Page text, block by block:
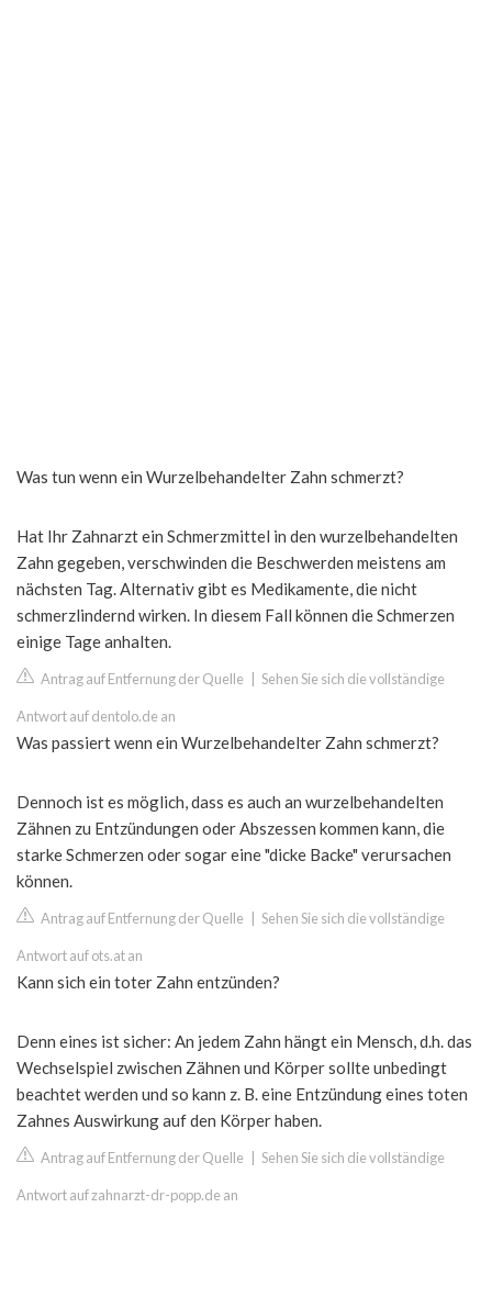
Was tun wenn ein Wurzelbehandelter Zahn schmerzt?
Hat Ihr Zahnarzt ein Schmerzmittel in den wurzelbehandelten
Zahn gegeben, verschwinden die Beschwerden meistens am
nächsten Tag. Alternativ gibt es Medikamente, die nicht
schmerzlindernd wirken. In diesem Fall können die Schmerzen
einige Tage anhalten.
Antrag auf Entfernung der Quelle Sehen Sie sich die vollständige
Antwort auf dentolo.de an
Was passiert wenn ein Wurzelbehandelter Zahn schmerzt?
Dennoch ist es möglich, dass es auch an wurzelbehandelten
Zähnen zu Entzündungen oder Abszessen kommen kann, die
starke Schmerzen oder sogar eine "dicke Backe" verursachen
können.
Antrag auf Entfernung der Quelle Sehen Sie sich die vollständige
Antwort auf ots.at an
Kann sich ein toter Zahn entzünden?
Denn eines ist sicher: An jedem Zahn hängt ein Mensch, d.h. das
Wechselspiel zwischen Zähnen und Körper sollte unbedingt
beachtet werden und so kann z. B. eine Entzündung eines toten
Zahnes Auswirkung auf den Körper haben.
Antrag auf Entfernung der Quelle Sehen Sie sich die vollständige
Antwort auf zahnarzt-dr-popp.de an